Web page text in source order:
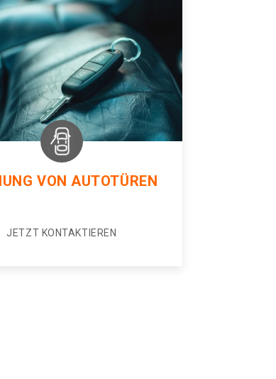
VON AUTOTÜREN
JETZT KONTAKTIEREN